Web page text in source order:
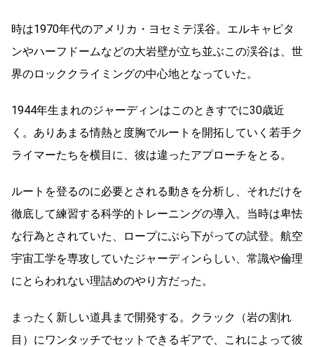
時は1970年代のアメリカ・ヨセミテ渓谷。エルキャピタ
ンやハーフドームなどの大岩壁が立ち並ぶこの渓谷は、世
界のロッククライミングの中心地となっていた。
1944年生まれのジャーディンはこのときすでに30歳近
く。ありあまる情熱と度胸でルートを開拓していく若手ク
ライマーたちを横目に、彼は違ったアプローチをとる。
ルートを登るのに必要とされる動きを分析し、それだけを
徹底して練習する科学的トレーニングの導入。当時は卑怯
な行為とされていた、ロープにぶら下がっての試登。航空
宇宙工学を専攻していたジャーディンらしい、常識や倫理
にとらわれない理詰めのやり方だった。
まったく新しい道具まで開発する。クラック（岩の割れ
目）にワンタッチでセットできるギアで、これによって彼